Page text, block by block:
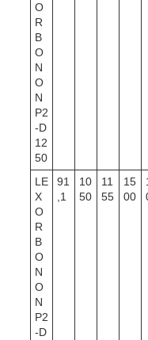
O
R
B
O
N
O
N
P2
-D
12
50
LE
X
O
R
B
O
N
O
N
P2
-D
91
,1
10
50
11
55
15
00